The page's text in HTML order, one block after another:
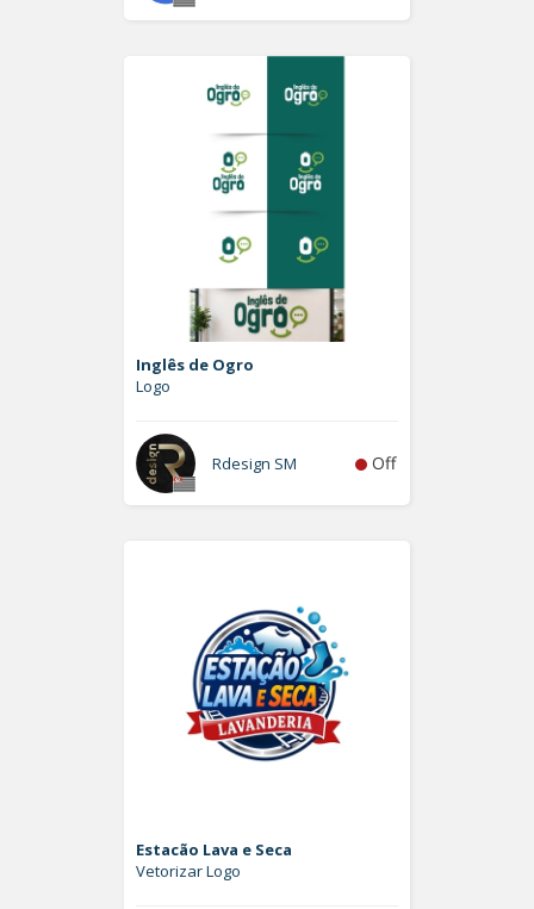
Inglês de Ogro
Logo
Rdesign SM Off
Estacão Lava e Seca
Vetorizar Logo